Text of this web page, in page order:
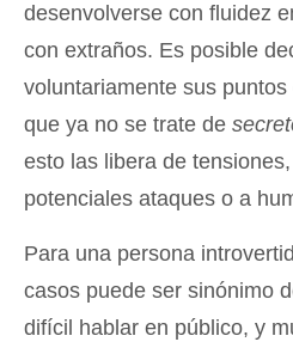
desenvolverse con fluidez
con extraños. Es posible
voluntariamente sus
que ya no se trate de
esto las libera de
potenciales ataques o a
Para una persona
casos puede ser sinónimo
difícil hablar en público, y